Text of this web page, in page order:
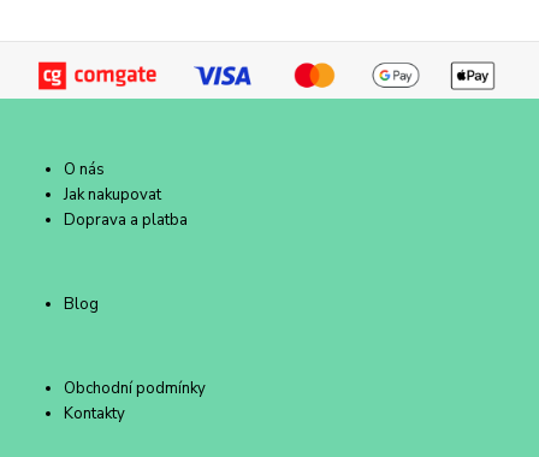
O nás
Jak nakupovat
Doprava a platba
Blog
Obchodní podmínky
Kontakty